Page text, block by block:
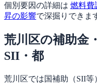
個別要因の詳細は 燃料費
昇の影響で深掘りできま
荒川区の補助金
SII・都
荒川区では国補助（SII等